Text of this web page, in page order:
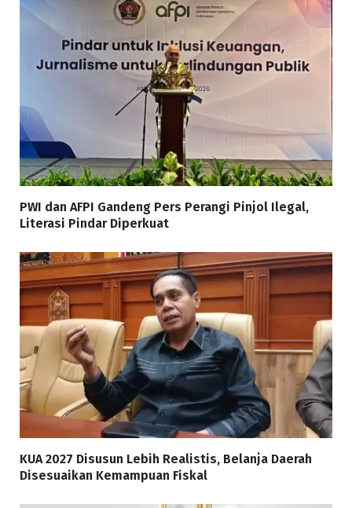
PWI dan AFPI Gandeng Pers Perangi Pinjol Ilegal,
Literasi Pindar Diperkuat
KUA 2027 Disusun Lebih Realistis, Belanja Daerah
Disesuaikan Kemampuan Fiskal